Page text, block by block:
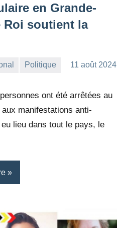
en Grande-
Roi soutient la
Politique
11 août 2024
ont été arrêtées au
manifestations anti-
lieu dans tout le pays, le